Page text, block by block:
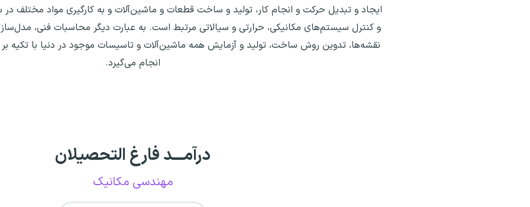
ایجاد و تبدیل حرکت و انجام کار، تولید و ساخت قطعات و ماشین‌آلات و به کارگیری مواد
و کنترل سیستم‌های مکانیکی، حرارتی و سیالاتی مرتبط است. به عبارت دیگر محاسبات فنی،
نقشه‌ها، تدوین روش ساخت، تولید و آزمایش همه ماشین‌آلات و تاسیسات موجود در دنیا با تکیه
انجام می‌گیرد.
درآمـــد فارغ التحصیلان
مهندسی مکانیک